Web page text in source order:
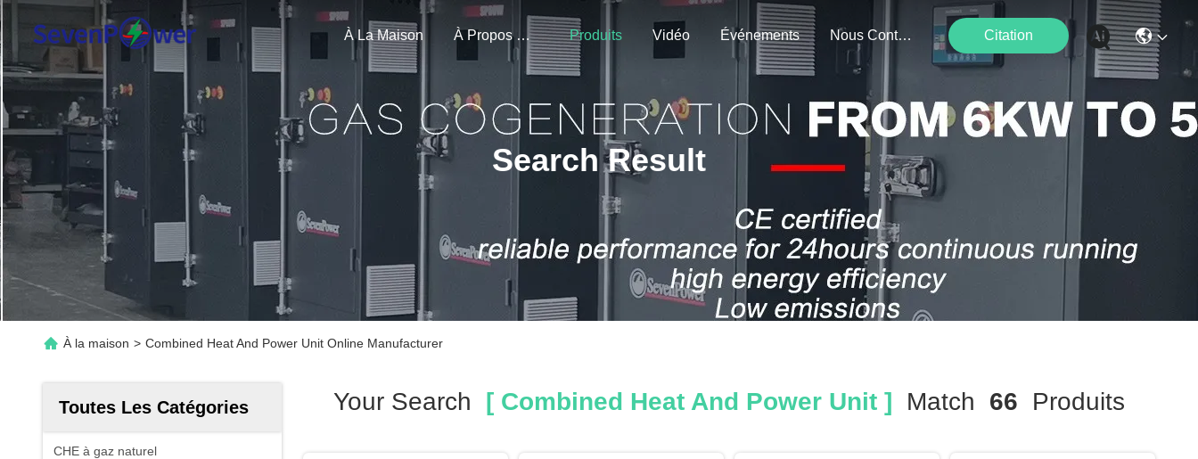
À La Maison À Propos De Nous Produits Vidéo Événements Nous Contacter Citation
Search Result
À la maison > Combined Heat And Power Unit Online Manufacturer
Toutes Les Catégories
CHE à gaz naturel
Your Search [ Combined Heat And Power Unit ] Match 66 Produits